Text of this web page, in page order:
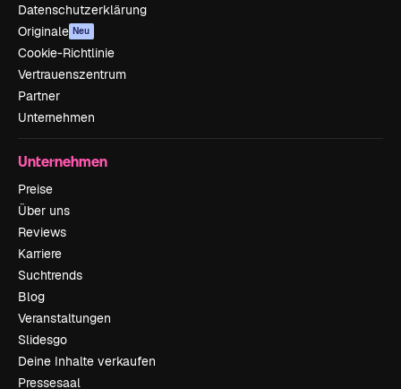
Datenschutzerklärung
Originale Neu
Cookie-Richtlinie
Vertrauenszentrum
Partner
Unternehmen
Unternehmen
Preise
Über uns
Reviews
Karriere
Suchtrends
Blog
Veranstaltungen
Slidesgo
Deine Inhalte verkaufen
Pressesaal